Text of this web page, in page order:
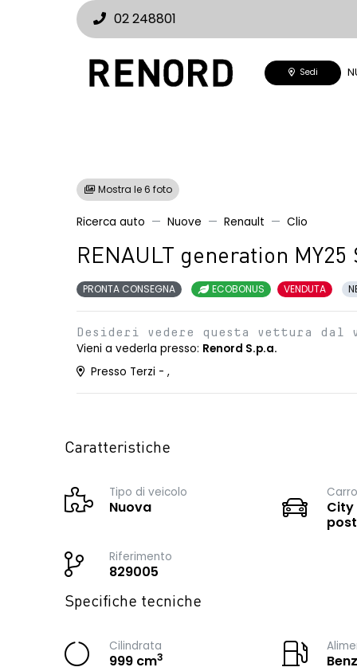
02 248801
Sedi
Mostra le 6 foto
Ricerca auto Nuove Renault Clio
RENAULT generation MY25
PRONTA CONSEGNA ECOBONUS VENDUTA
Desideri vedere questa vettura dal
Vieni a vederla presso: Renord S.p.a.
Presso Terzi - ,
Caratteristiche
Tipo di veicolo
Nuova
City
Riferimento
829005
Specifiche tecniche
Cilindrata
999 cm3